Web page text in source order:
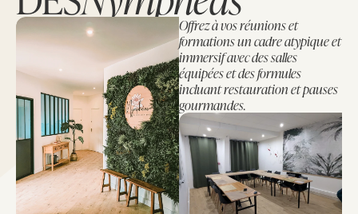
Offrez à vos réunions et
formations un cadre atypique et
immersif avec des salles
équipées et des formules
incluant restauration et pauses
gourmandes.